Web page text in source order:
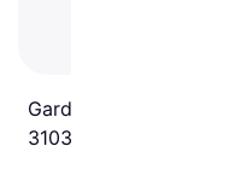
Gardena Combisystem
3103-20